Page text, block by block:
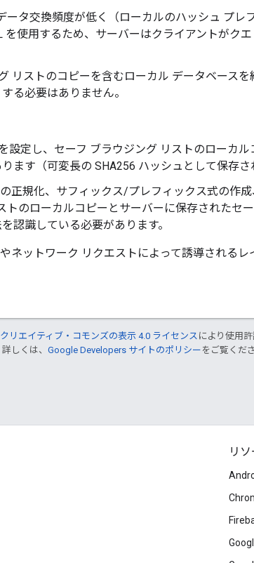
ータ交換頻度が低く（ローカルのハッシュ プレ
を使用するため、サーバーはクライアントがク
リストのコピーを含むローカル データベースを
る必要はありません。
設定し、セーフ ブラウジング リストのローカ
ます（可変長の SHA256 ハッシュとして保存さ
正規化、サフィックス/プレフィックス式の作
トのローカルコピーとサーバーに保存されたセ
認識している必要があります。
ネットワーク リクエストによって誘導される
クリエイティブ・コモンズの表示 4.0 ライセンス により使用
しくは、 Google Developers サイトのポリシー をご覧くだ
リ